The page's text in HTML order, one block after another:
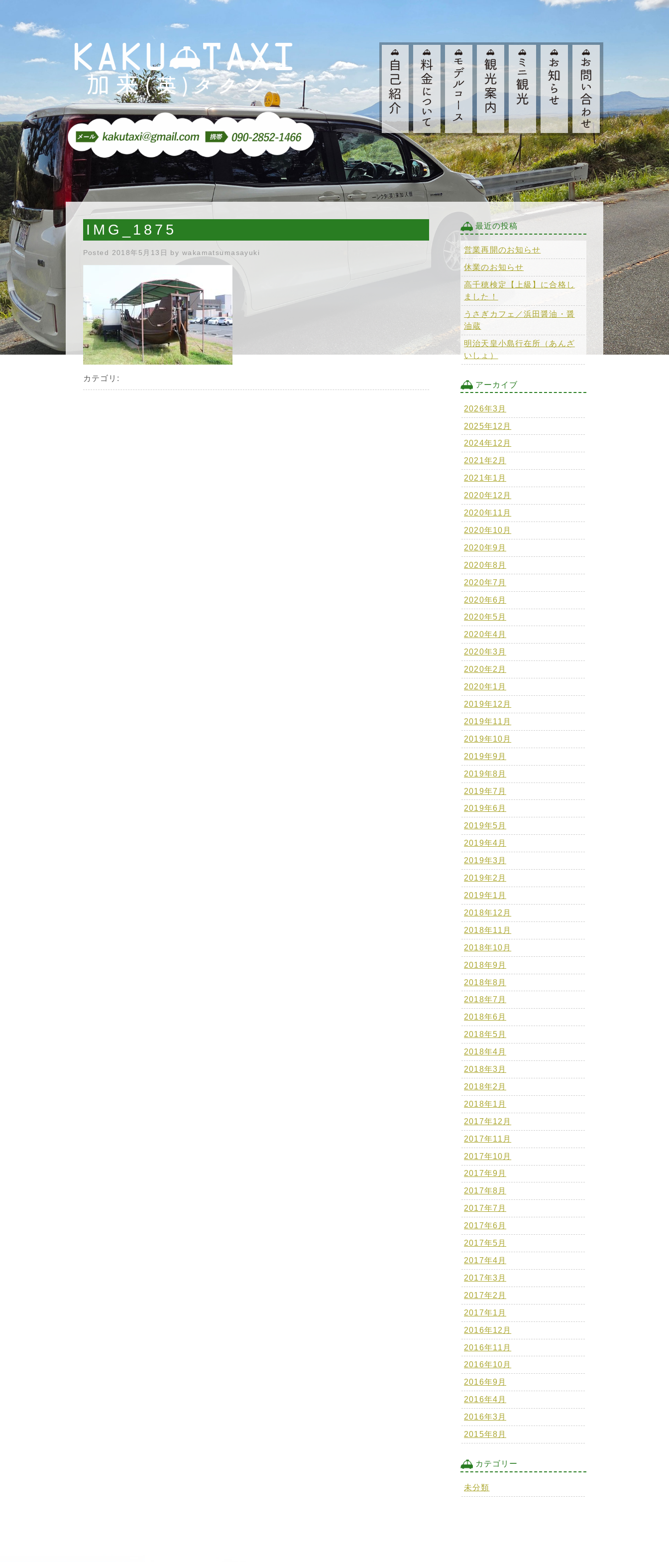
IMG_1875
Posted 2018年5月13日 by wakamatsumasayuki
カテゴリ:
最近の投稿
営業再開のお知らせ
休業のお知らせ
高千穂検定【上級】に合格し
ました！
うさぎカフェ／浜田醤油・醤
油蔵
明治天皇小島行在所（あんざ
いしょ）
アーカイブ
2026年3月
2025年12月
2024年12月
2021年2月
2021年1月
2020年12月
2020年11月
2020年10月
2020年9月
2020年8月
2020年7月
2020年6月
2020年5月
2020年4月
2020年3月
2020年2月
2020年1月
2019年12月
2019年11月
2019年10月
2019年9月
2019年8月
2019年7月
2019年6月
2019年5月
2019年4月
2019年3月
2019年2月
2019年1月
2018年12月
2018年11月
2018年10月
2018年9月
2018年8月
2018年7月
2018年6月
2018年5月
2018年4月
2018年3月
2018年2月
2018年1月
2017年12月
2017年11月
2017年10月
2017年9月
2017年8月
2017年7月
2017年6月
2017年5月
2017年4月
2017年3月
2017年2月
2017年1月
2016年12月
2016年11月
2016年10月
2016年9月
2016年4月
2016年3月
2015年8月
カテゴリー
未分類